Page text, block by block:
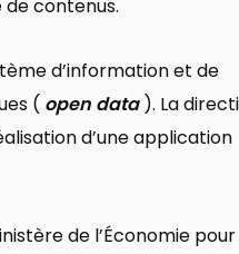
contenus.
d’information et de
( open data ). La
d’une application
de l’Économie pour